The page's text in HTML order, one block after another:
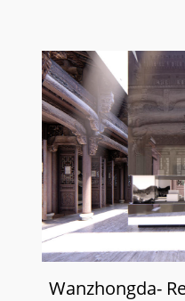
Wanzhongda-